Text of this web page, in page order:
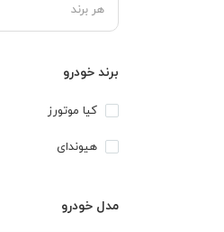
هر برند
برند خودرو
کیا موتورز
هیوندای
مدل خودرو